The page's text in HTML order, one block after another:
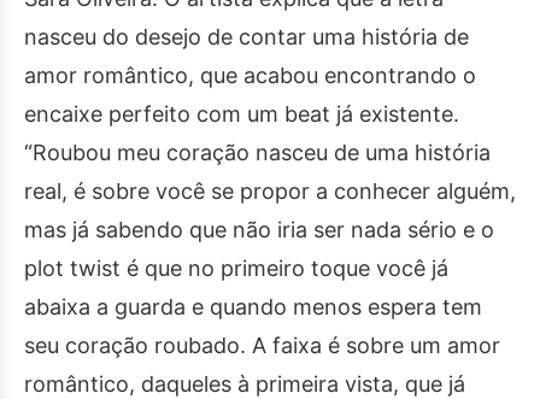
nasceu do desejo de contar uma história de
amor romântico, que acabou encontrando o
encaixe perfeito com um beat já existente.
“Roubou meu coração nasceu de uma história
real, é sobre você se propor a conhecer alguém,
mas já sabendo que não iria ser nada sério e o
plot twist é que no primeiro toque você já
abaixa a guarda e quando menos espera tem
seu coração roubado. A faixa é sobre um amor
romântico, daqueles à primeira vista, que já